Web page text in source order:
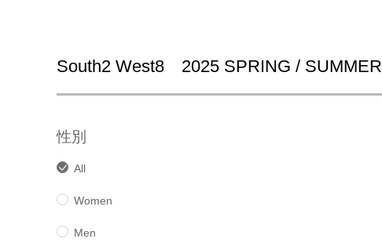
South2 West8 2025 SPRING / SUMMER
性別
All
Women
Men